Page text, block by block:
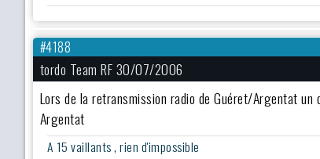
#4188
tordo Team RF 30/07/2006
Lors de la retransmission radio de Guéret/Argentat
Argentat
A 15 vaillants , rien d'impossible